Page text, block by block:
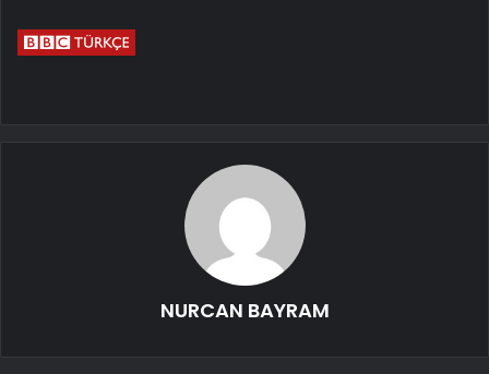
NURCAN BAYRAM